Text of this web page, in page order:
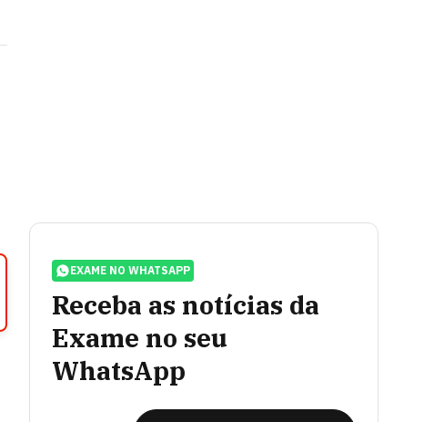
EXAME NO WHATSAPP
Receba as notícias da
Exame no seu
WhatsApp